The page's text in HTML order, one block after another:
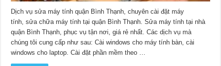
Dịch vụ sửa máy tính quận Bình Thạnh, chuyên cài đặt máy
tính, sửa chữa máy tính tại quận Bình Thạnh. Sửa máy tính tại nhà
quận Bình Thạnh, phục vụ tận nơi, giá rẻ nhất. Các dịch vụ mà
chúng tôi cung cấp như sau: Cài windows cho máy tính bàn, cài
windows cho laptop. Cài đặt phần mềm theo …